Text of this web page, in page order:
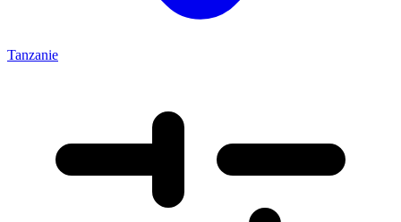
Tanzanie